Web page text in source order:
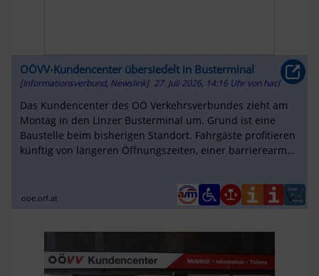
OÖVV-Kundencenter übersiedelt in Busterminal
[Informationsverbund, Newslink] 27. Juli 2026, 14:16 Uhr vonhacl
Das Kundencenter des OÖ Verkehrsverbundes zieht am
Montag in den Linzer Busterminal um. Grund ist eine
Baustelle beim bisherigen Standort. Fahrgäste profitieren
künftig von längeren Öffnungszeiten, einer barrierearmen
ooe.orf.at